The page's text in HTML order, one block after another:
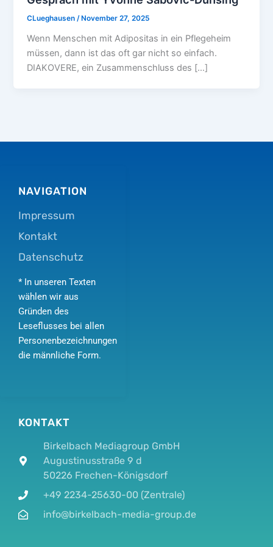
CLueghausen/ November 27, 2025
Wenn Menschen mit Adipositas in ein Pflegeheim
müssen, dann ist das oft gar nicht so einfach.
DIAKOVERE, ein Zusammenschluss des […]
KONTAKT
Birkelbach Mediagroup GmbH
Augustinusstraße 9 d
50226 Frechen-Königsdorf
+49 2234-25630-00 (Zentrale)
info@birkelbach-media-group.de
NAVIGATION
Impressum
Kontakt
Datenschutz
* In unseren Texten
wählen wir aus
Gründen des
Leseflusses bei allen
Personenbezeichnungen
die männliche Form.